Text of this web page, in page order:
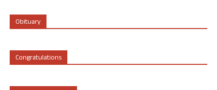
Obituary
Congratulations